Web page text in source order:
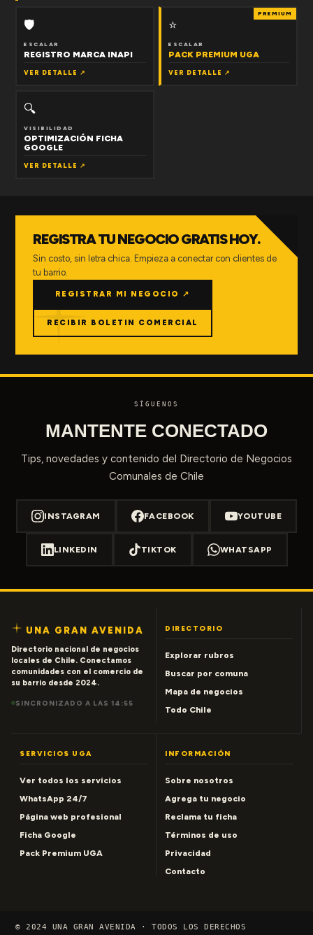
🛡
ESCALAR
REGISTRO MARCA INAPI
VER DETALLE ↗
PREMIUM
⭐
ESCALAR
PACK PREMIUM UGA
VER DETALLE ↗
🔍
VISIBILIDAD
OPTIMIZACIÓN FICHA
GOOGLE
VER DETALLE ↗
REGISTRA TU NEGOCIO GRATIS HOY.
Sin costo, sin letra chica. Empieza a conectar con clientes de
tu barrio.
REGISTRAR MI NEGOCIO ↗
RECIBIR BOLETIN COMERCIAL
SÍGUENOS
MANTENTE CONECTADO
Tips, novedades y contenido del Directorio de Negocios
Comunales de Chile
INSTAGRAM FACEBOOK YOUTUBE
LINKEDIN TIKTOK WHATSAPP
UNA GRAN AVENIDA
Directorio nacional de negocios
locales de Chile. Conectamos
comunidades con el comercio de
su barrio desde 2024.
SINCRONIZADO A LAS 14:55
DIRECTORIO
Explorar rubros
Buscar por comuna
Mapa de negocios
Todo Chile
SERVICIOS UGA
Ver todos los servicios
WhatsApp 24/7
Página web profesional
Ficha Google
Pack Premium UGA
INFORMACIÓN
Sobre nosotros
Agrega tu negocio
Reclama tu ficha
Términos de uso
Privacidad
Contacto
© 2024 UNA GRAN AVENIDA · TODOS LOS DERECHOS